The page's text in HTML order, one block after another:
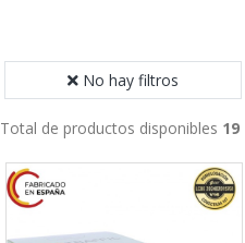
No hay filtros
Total de productos disponibles 19